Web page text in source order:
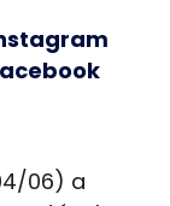
06) a